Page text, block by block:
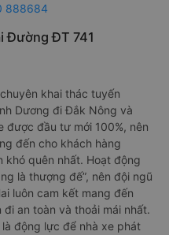
888684
Đường ĐT 741
khai thác tuyến
Dương đi Đắk Nông và
được đầu tư mới 100%, nên
đến cho khách hàng
khó quên nhất. Hoạt động
là thượng đế”, nên đội ngũ
luôn cam kết mang đến
an toàn và thoải mái nhất.
động lực để nhà xe phát